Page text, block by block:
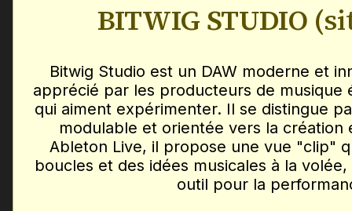
BITWIG STUDIO
Bitwig Studio est un DAW moderne et
apprécié par les producteurs de musique
qui aiment expérimenter. Il se distingue
modulable et orientée vers la création
Ableton Live, il propose une vue "clip"
boucles et des idées musicales à la
outil pour la